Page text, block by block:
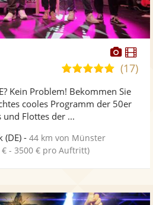
Fotos
5,0
5
(17)
Kein Problem! Bekommen Sie
cooles Programm der 50er
Flottes der ...
(DE) -44 km von Münster
€ - 3500 € pro Auftritt)